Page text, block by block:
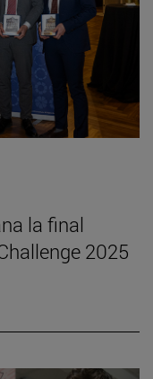
la final
2025